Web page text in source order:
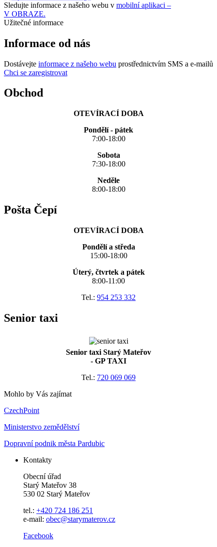
Sledujte informace z našeho webu v mobilní aplikaci –
V OBRAZE.
Užitečné informace
Informace od nás
Dostávejte informace z našeho webu prostřednictvím SMS a e-mailů
Chci se zaregistrovat
Obchod
OTEVÍRACÍ DOBA
Pondělí - pátek
7:00-18:00
Sobota
7:30-18:00
Neděle
8:00-18:00
Pošta Čepí
OTEVÍRACÍ DOBA
Pondělí a středa
15:00-18:00
Úterý, čtvrtek a pátek
8:00-11:00
Tel.: 954 253 332
Senior taxi
Senior taxi Starý Mateřov
- GP TAXI
Tel.: 720 069 069
Mohlo by Vás zajímat
CzechPoint
Ministerstvo zemědělství
Dopravní podnik města Pardubic
Kontakty
Obecní úřad
Starý Mateřov 38
530 02 Starý Mateřov
tel.: +420 724 186 251
e-mail: obec@starymaterov.cz
Facebook